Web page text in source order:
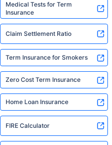
Medical Tests for Term
Insurance
Claim Settlement Ratio
Term Insurance for Smokers
Zero Cost Term Insurance
Home Loan Insurance
FIRE Calculator